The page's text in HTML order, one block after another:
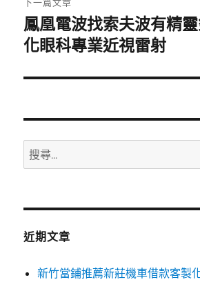
下
一
文
鳳凰電波找索夫波有精
化眼科專業近視雷射
搜
尋
鍵
近期文章
新竹當鋪推薦新莊機車借款客製